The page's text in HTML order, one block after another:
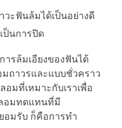
วะฟันล้มได้เป็นอย่างดี
ป็นการปิด
ารล้มเอียงของฟันได้
ถาวรและแบบชั่วคราว
อมที่เหมาะกับเราเพื่อ
อมทดแทนที่มี
อมรับ ก็คือการทำ